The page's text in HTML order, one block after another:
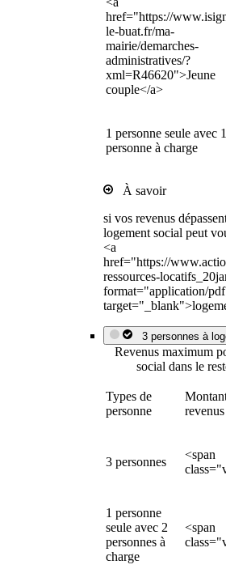
href="https://
le-buat.fr/ma-
mairie/demarches-
administratives/?
xml=R46620">Jeune
couple</a>
1 personne seule avec 1
personne à charge
À savoir
si vos revenus
logement social peut
<a
href="https://
ressources-
format="application/
3 personnes à
Revenus maximum
social dans le
Types de
personne
3 personnes
<span
1 personne
seule avec 2
personnes à
charge
<span